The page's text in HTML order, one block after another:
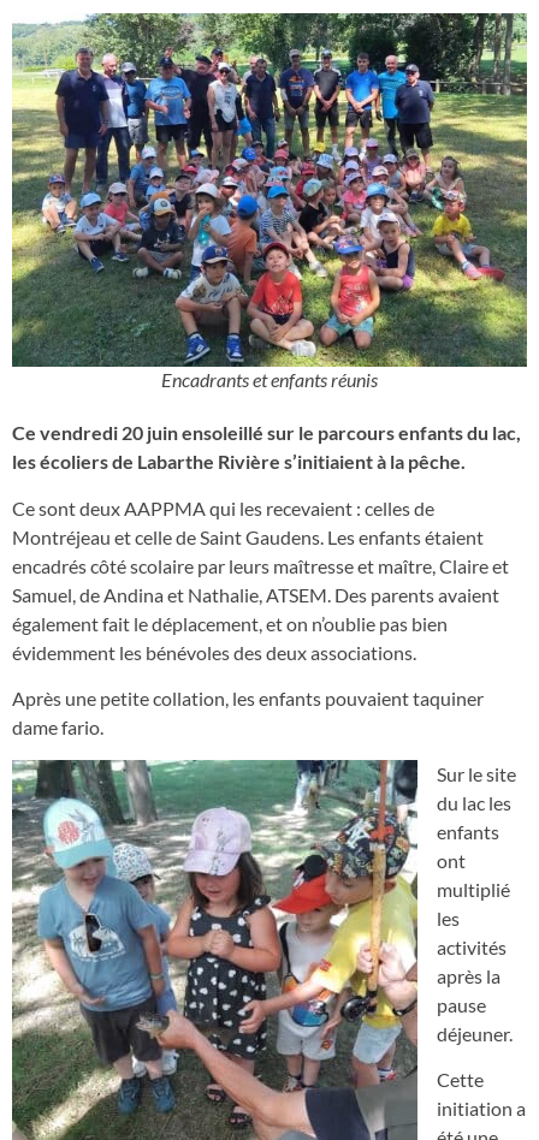
Encadrants et enfants réunis
Ce vendredi 20 juin ensoleillé sur le parcours enfants du lac,
les écoliers de Labarthe Rivière s’initiaient à la pêche.
Ce sont deux AAPPMA qui les recevaient : celles de
Montréjeau et celle de Saint Gaudens. Les enfants étaient
encadrés côté scolaire par leurs maîtresse et maître, Claire et
Samuel, de Andina et Nathalie, ATSEM. Des parents avaient
également fait le déplacement, et on n’oublie pas bien
évidemment les bénévoles des deux associations.
Après une petite collation, les enfants pouvaient taquiner
dame fario.
Sur le site
du lac les
enfants
ont
multiplié
les
activités
après la
pause
déjeuner.
Cette
initiation a